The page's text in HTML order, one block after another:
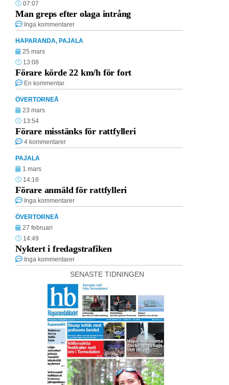
07:07
Man greps efter olaga intrång
Inga kommentarer
HAPARANDA, PAJALA
25 mars
13:08
Förare körde 22 km/h för fort
En kommentar
ÖVERTORNEÅ
23 mars
13:54
Förare misstänks för rattfylleri
4 kommentarer
PAJALA
1 mars
14:16
Förare anmäld för rattfylleri
Inga kommentarer
ÖVERTORNEÅ
27 februari
14:49
Nyktert i fredagstrafiken
Inga kommentarer
SENASTE TIDNINGEN